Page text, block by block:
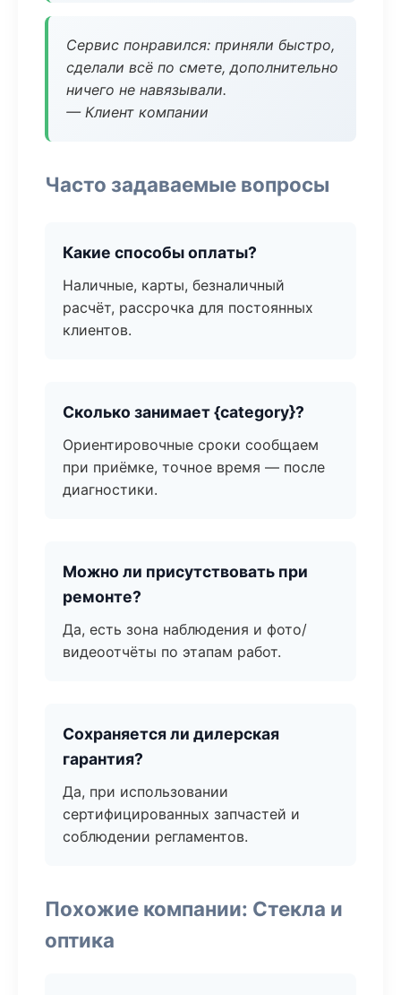
Сервис понравился: приняли быстро,
сделали всё по смете, дополнительно
ничего не навязывали.
— Клиент компании
Часто задаваемые вопросы
Какие способы оплаты?
Наличные, карты, безналичный
расчёт, рассрочка для постоянных
клиентов.
Сколько занимает {category}?
Ориентировочные сроки сообщаем
при приёмке, точное время — после
диагностики.
Можно ли присутствовать при
ремонте?
Да, есть зона наблюдения и фото/
видеоотчёты по этапам работ.
Сохраняется ли дилерская
гарантия?
Да, при использовании
сертифицированных запчастей и
соблюдении регламентов.
Похожие компании: Стекла и
оптика